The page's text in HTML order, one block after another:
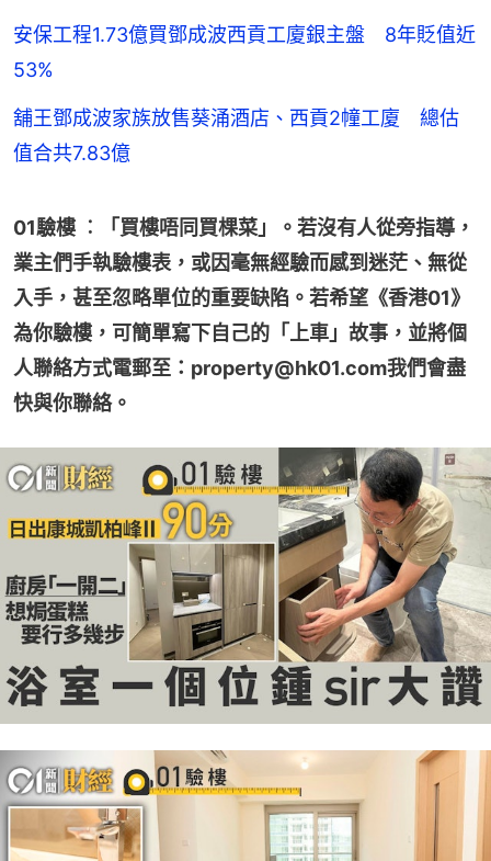
安保工程1.73億買鄧成波西貢工廈銀主盤 8年貶值近
53%
舖王鄧成波家族放售葵涌酒店、西貢2幢工廈 總估
值合共7.83億
01驗樓 ︰「買樓唔同買棵菜」。若沒有人從旁指導，
業主們手執驗樓表，或因毫無經驗而感到迷茫、無從
入手，甚至忽略單位的重要缺陷。若希望《香港01》
為你驗樓，可簡單寫下自己的「上車」故事，並將個
人聯絡方式電郵至：property@hk01.com我們會盡
快與你聯絡。